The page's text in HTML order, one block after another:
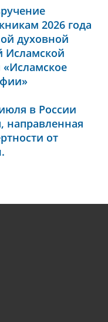
2026 года
духовной
Исламской
в России
направленная
от